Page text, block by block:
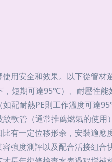
用安全和效果。以下從管
短期可達95℃）、耐壓性
配耐熱PE則工作溫度可達
軟管（通常推薦燃氣的使
有一定位移形余，安裝適
強度測評以及配合活接組